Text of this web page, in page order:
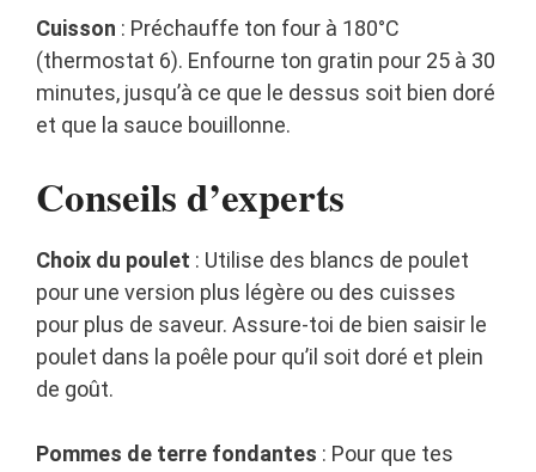
Cuisson : Préchauffe ton four à 180°C
(thermostat 6). Enfourne ton gratin pour 25 à 30
minutes, jusqu’à ce que le dessus soit bien doré
et que la sauce bouillonne.
Conseils d’experts
Choix du poulet : Utilise des blancs de poulet
pour une version plus légère ou des cuisses
pour plus de saveur. Assure-toi de bien saisir le
poulet dans la poêle pour qu’il soit doré et plein
de goût.
Pommes de terre fondantes : Pour que tes